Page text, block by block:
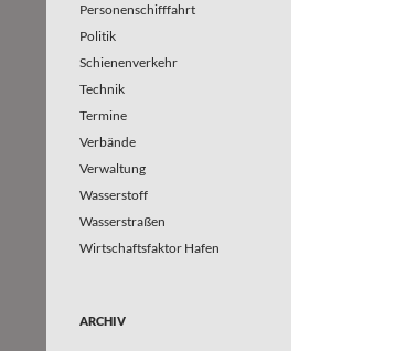
Personenschifffahrt
Politik
Schienenverkehr
Technik
Termine
Verbände
Verwaltung
Wasserstoff
Wasserstraßen
Wirtschaftsfaktor Hafen
ARCHIV